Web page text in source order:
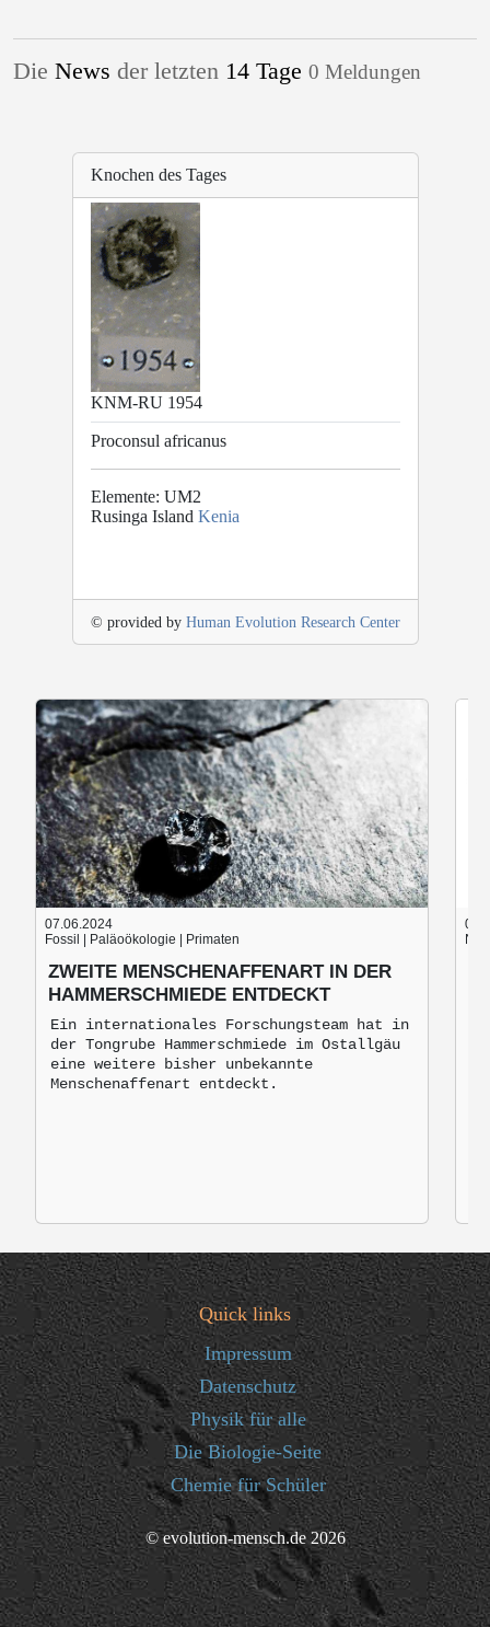
Die News der letzten 14 Tage 0 Meldungen
Knochen des Tages
KNM-RU 1954
Proconsul africanus
Elemente: UM2
Rusinga Island Kenia
© provided by Human Evolution Research Center
07.06.2024
Fossil | Paläoökologie | Primaten
ZWEITE MENSCHENAFFENART IN DER
HAMMERSCHMIEDE ENTDECKT
Ein internationales Forschungsteam hat in
der Tongrube Hammerschmiede im Ostallgäu
eine weitere bisher unbekannte
Menschenaffenart entdeckt.
Quick links
Impressum
Datenschutz
Physik für alle
Die Biologie-Seite
Chemie für Schüler
© evolution-mensch.de 2026